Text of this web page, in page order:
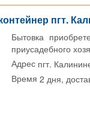
пгт.
Бытовка
приусадебного
Адрес пгт.
Время2 дня,